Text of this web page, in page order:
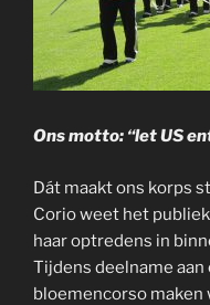
Ons motto: “let US
Dát maakt ons korps
Corio weet het
haar optredens in
Tijdens deelname
bloemencorso maken